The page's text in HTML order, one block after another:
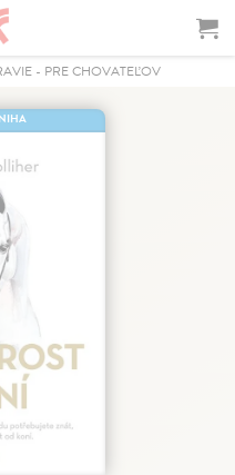
- PRE CHOVATEĽOV